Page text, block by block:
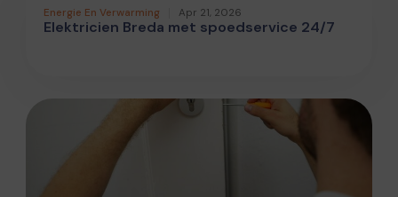
Energie En Verwarming Apr 21, 2026
Elektricien Breda met spoedservice 24/7